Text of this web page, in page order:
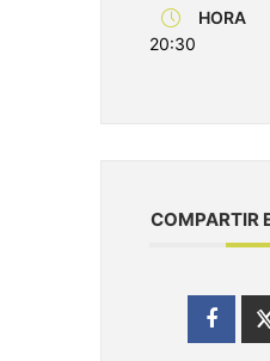
HORA
20:30
COMPARTIR